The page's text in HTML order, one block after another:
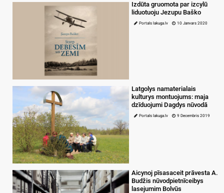
Izdūta gruomota par izcylū
liduotuoju Jezupu Baško
Portals lakuga.lv 10 Janvars 2020
Latgolys namaterialais
kulturys montuojums: maja
dzīduojumi Dagdys nūvodā
Portals lakuga.lv 9 Decembris 2019
Aicynoj pīsasaceit prāvesta A.
Budžis nūvodpietnīceibys
lasejumim Bolvūs